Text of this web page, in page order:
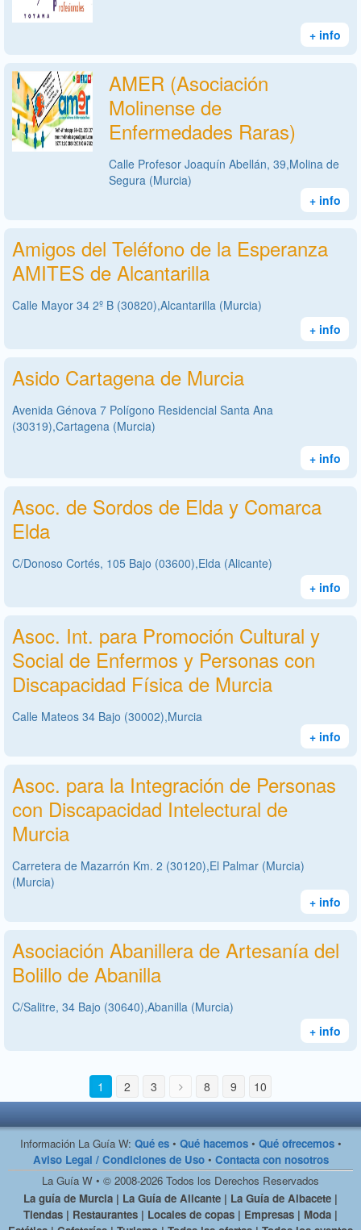
+ info
AMER (Asociación
Molinense de
Enfermedades Raras)
Calle Profesor Joaquín Abellán, 39,Molina de
Segura (Murcia)
+ info
Amigos del Teléfono de la Esperanza
AMITES de Alcantarilla
Calle Mayor 34 2º B (30820),Alcantarilla (Murcia)
+ info
Asido Cartagena de Murcia
Avenida Génova 7 Polígono Residencial Santa Ana
(30319),Cartagena (Murcia)
+ info
Asoc. de Sordos de Elda y Comarca
Elda
C/Donoso Cortés, 105 Bajo (03600),Elda (Alicante)
+ info
Asoc. Int. para Promoción Cultural y
Social de Enfermos y Personas con
Discapacidad Física de Murcia
Calle Mateos 34 Bajo (30002),Murcia
+ info
Asoc. para la Integración de Personas
con Discapacidad Intelectural de
Murcia
Carretera de Mazarrón Km. 2 (30120),El Palmar (Murcia)
(Murcia)
+ info
Asociación Abanillera de Artesanía del
Bolillo de Abanilla
C/Salitre, 34 Bajo (30640),Abanilla (Murcia)
+ info
1 2 3 8 9 10
Información La Guía W: Qué es• Qué hacemos• Qué ofrecemos•
Aviso Legal / Condiciones de Uso• Contacta con nosotros
La Guía W • © 2008-2026 Todos los Derechos Reservados
La guía de Murcia | La Guía de Alicante | La Guía de Albacete |
Tiendas | Restaurantes | Locales de copas | Empresas | Moda |